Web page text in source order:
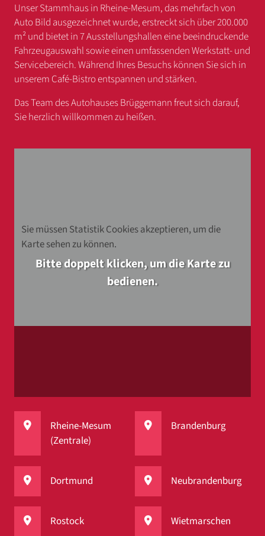
Unser Stammhaus in Rheine-Mesum, das mehrfach von
Auto Bild ausgezeichnet wurde, erstreckt sich über 200.000
m² und bietet in 7 Ausstellungshallen eine beeindruckende
Fahrzeugauswahl sowie einen umfassenden Werkstatt- und
Servicebereich. Während Ihres Besuchs können Sie sich in
unserem Café-Bistro entspannen und stärken.
Das Team des Autohauses Brüggemann freut sich darauf,
Sie herzlich willkommen zu heißen.
Sie müssen Statistik Cookies akzeptieren, um die
Karte sehen zu können.
Bitte doppelt klicken, um die Karte zu
bedienen.
Rheine-Mesum
(Zentrale)
Brandenburg
Dortmund Neubrandenburg
Rostock Wietmarschen